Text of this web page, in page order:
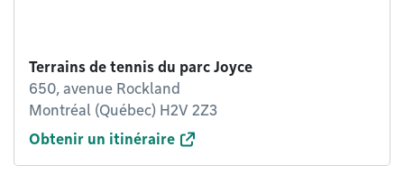
Terrains de tennis du parc Joyce
650, avenue Rockland
Montréal (Québec) H2V 2Z3
Obtenir un itinéraire